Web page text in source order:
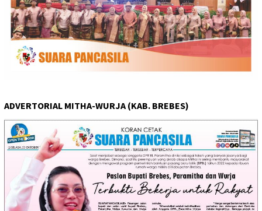
ADVERTORIAL MITHA-WURJA (KAB. BREBES)